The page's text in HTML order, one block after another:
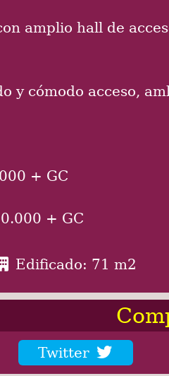
amplio hall de
y cómodo acceso,
+ GC
+ GC
Edificado: 71 m2
Twitter